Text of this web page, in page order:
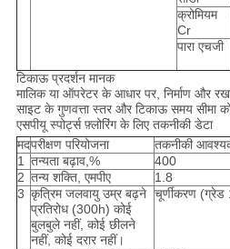
क्रोमियम
Cr
पारा एचजी
टिकाऊ प्रदर्शन मानक
मालिक या ऑपरेटर के आधार पर, निर्माण और
साइट के गुणवत्ता स्तर और टिकाऊ समय सीमा
एसपीयू स्पोर्ट्स फ़्लोरिंग के लिए तकनीकी डेटा
मदपरीक्षण परियोजना तकनीकी
1 तन्यता बढ़ाव,% 400
2 तन्य शक्ति, एमपीए 1.8
3 कृत्रिम जलवायु उम्र बढ़ने
प्रतिरोध (300h) कोई
बुलबुले नहीं, कोई छीलने
नहीं, कोई दरार नहीं।
चूर्णीकरण